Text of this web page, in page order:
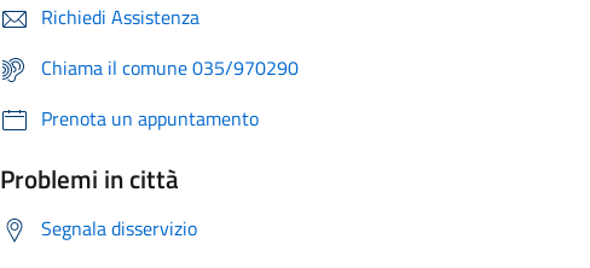
Richiedi Assistenza
Chiama il comune 035/970290
Prenota un appuntamento
Problemi in città
Segnala disservizio